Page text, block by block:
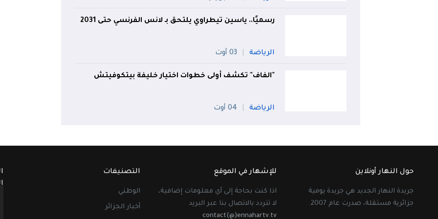
رسميًا.. ياسين تيطراوي يلتحق بـ لانس الفرنسي حتى 2031
الرياضة 03 أوت
"الفاف" تكشف أولى خطوات اختيار خليفة بيتكوفيتش
الرياضة 04 أوت
حول النهار أونلاين
جريدة النهار الجديد هي جريدة يومية
جزائرية مستقلة، صدرت عام 2007.
للإشهار في الموقع
اذا كنت بحاجة إلى أي معلومات إضافية،
لا تتردد بالاتصال بنا عبر البريد
contact(@)ennahartv.tv
التصنيفات
الوطني
أخبار الجزائر